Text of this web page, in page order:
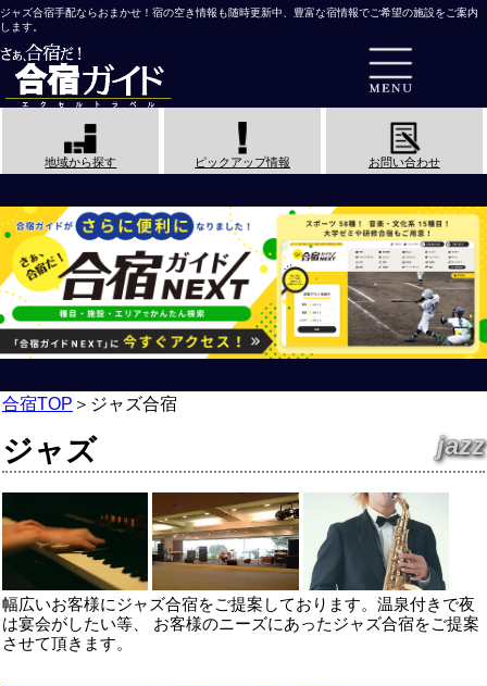
ジャズ合宿手配ならおまかせ！宿の空き情報も随時更新中、豊富な宿情報でご希望の施設をご案内
します。
地域から探す ピックアップ情報 お問い合わせ
合宿TOP ＞ ジャズ合宿
ジャズ jazz
幅広いお客様にジャズ合宿をご提案しております。温泉付きで夜
は宴会がしたい等、 お客様のニーズにあったジャズ合宿をご提案
させて頂きます。